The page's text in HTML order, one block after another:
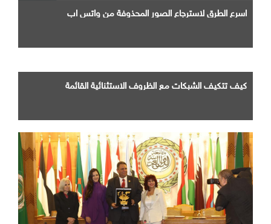
اسرع الطرق لاسترجاع الصور المحذوفة من واتس اب
كيف تتكيف الشبكات مع الظروف الاستثنائية القائمة